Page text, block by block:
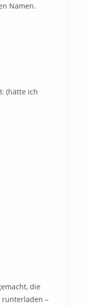
Namen.
(hätte ich
die
runterladen –